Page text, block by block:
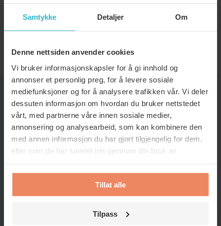
Samtykke Detaljer Om
Denne nettsiden anvender cookies
Vi bruker informasjonskapsler for å gi innhold og
annonser et personlig preg, for å levere sosiale
mediefunksjoner og for å analysere trafikken vår. Vi deler
dessuten informasjon om hvordan du bruker nettstedet
vårt, med partnerne våre innen sosiale medier,
annonsering og analysearbeid, som kan kombinere den
med annen informasjon du har gjort tilgjengelig for dem,
eller som de har samlet inn gjennom din bruk av
Tillat alle
Tilpass
Kan ventilasjonsfilter bidra til å
TIPS OG TRIKS